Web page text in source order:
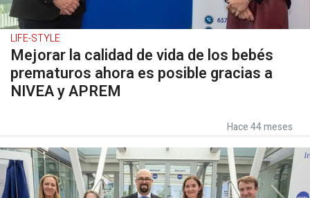
LIFE-STYLE
Mejorar la calidad de vida de los bebés
prematuros ahora es posible gracias a
NIVEA y APREM
Hace 44 meses